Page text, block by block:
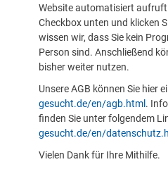
Website automatisiert
Checkbox unten und klicken
wissen wir, dass Sie kein
Person sind. Anschließend
bisher weiter nutzen.
Unsere AGB können Sie hier
gesucht.de/en/agb.html .
finden Sie unter folgendem
gesucht.de/en/
Vielen Dank für Ihre Mithilfe.